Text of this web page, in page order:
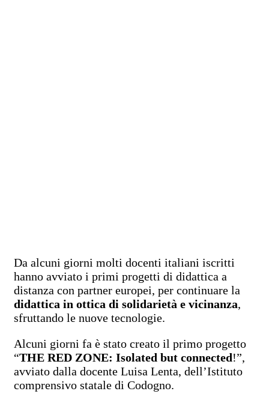
Da alcuni giorni molti docenti italiani iscritti
hanno avviato i primi progetti di didattica a
distanza con partner europei, per continuare la
didattica in ottica di solidarietà e vicinanza,
sfruttando le nuove tecnologie.
Alcuni giorni fa è stato creato il primo progetto
“THE RED ZONE: Isolated but connected!”,
avviato dalla docente Luisa Lenta, dell’Istituto
comprensivo statale di Codogno.